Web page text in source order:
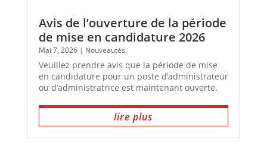
Avis de l’ouverture de la période
de mise en candidature 2026
Mai 7, 2026| Nouveautés
Veuillez prendre avis que la période de mise
en candidature pour un poste d’administrateur
ou d’administratrice est maintenant ouverte.
lire plus